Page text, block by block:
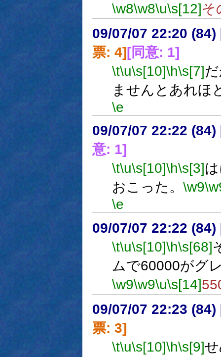
\w8\w8\u\s[12]そ
09/07/07 22:20 (84)
票: 4][同意: 1]
\t\u\s[10]\h\s[7]
ませんとあれほ
\e
09/07/07 22:22 (84)
意: 1]
\t\u\s[10]\h\s[3]
おこった。 \w9
\e
09/07/07 22:22 (84)
\t\u\s[10]\h\s[68]
ムで60000がグ
\w9\w9\u\s[14]
09/07/07 22:23 (84)
票: 3]
\t\u\s[10]\h\s[9]